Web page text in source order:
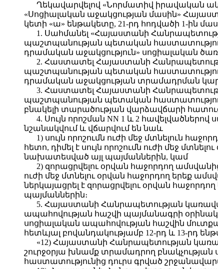
Ղեկավարվելով «Նորմատիվ իրավական
«Սոցիալական աջակցության մասին»
կետի «ա» ենթակետը, 21-րդ հոդվածի 1-ին
1. Սահմանել «Հայաստանի
պաշտպանության պետական
դրամական աջակցություն» սոցիալական
2. Հաստատել Հայաստանի
պաշտպանության պետական
դրամական աջակցության տրամադրման
3. Հաստատել Հայաստանի
պաշտպանության պետական
բնակելի տարածության վարձավճարի
4. Սույն որոշման NN 1 և 2
նշանակվում և վճարվում են նաև
1) սույն որոշումն ուժի մեջ մտնելուն
հետո, դիմել է սույն որոշումն ուժի մեջ
նախատեսված այլ պայմաններին, կամ
2) զորացրվելու օրվան հաջորդող
ուժի մեջ մտնելու օրվան հաջորդող երեք
ներկայացրել է զորացրվելու օրվան
պայմաններին։
5. Հայաստանի Հանրապետության
ապահովության հաշվի պայմանագրի
սոցիալական ապահովության հաշվին
հետևյալ բովանդակությամբ 12-րդ և 13-րդ
«12) Հայաստանի Հանրապետության
շուրջօրյա խնամք տրամադրող
հաստատությունից դուրս գրված